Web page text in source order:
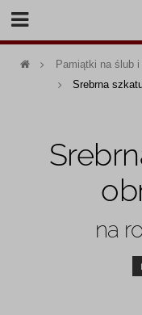
Pamiątki na ślub
Srebrna
na